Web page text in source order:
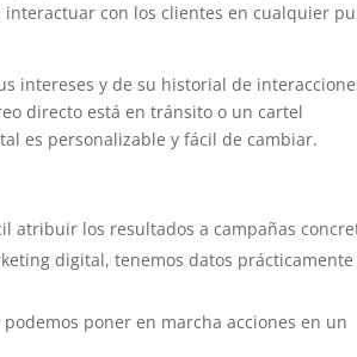
con los clientes en cualquier
intereses y de su historial de
directo está en tránsito o un cartel
es personalizable y fácil de cambiar.
atribuir los resultados a campañas
digital, tenemos datos prácticamente
poner en marcha acciones en un